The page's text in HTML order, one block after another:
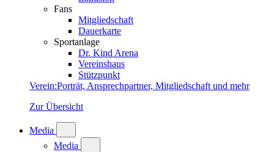
Fans
Mitgliedschaft
Dauerkarte
Sportanlage
Dr. Kind Arena
Vereinshaus
Stützpunkt
Verein:Porträt, Ansprechpartner, Mitgliedschaft und mehr
Zur Übersicht
Media
Media